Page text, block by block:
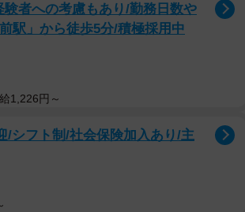
者への考慮もあり/勤務日数や
駅」から徒歩5分/積極採用中
1,226円～
/シフト制/社会保険加入あり/主